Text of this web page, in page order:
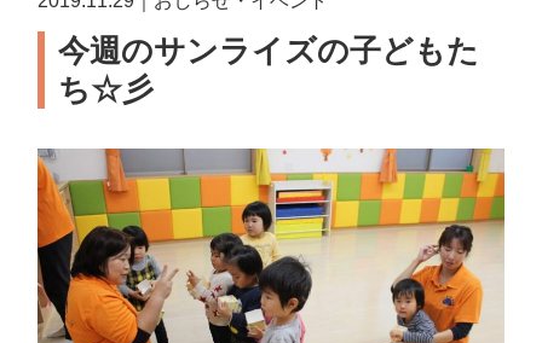
今週のサンライズの子どもた
ち☆彡